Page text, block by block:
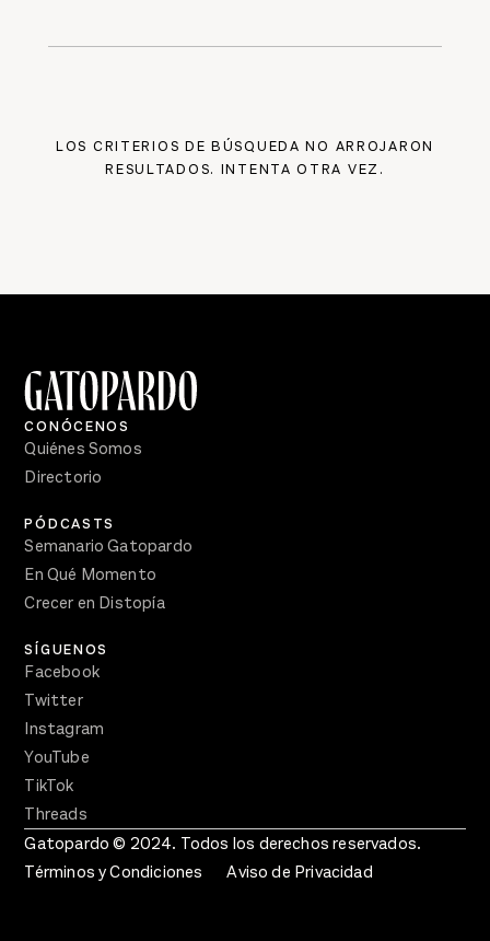
LOS CRITERIOS DE BÚSQUEDA NO ARROJARON
RESULTADOS. INTENTA OTRA VEZ.
CONÓCENOS
Quiénes Somos
Directorio
PÓDCASTS
Semanario Gatopardo
En Qué Momento
Crecer en Distopía
SÍGUENOS
Facebook
Twitter
Instagram
YouTube
TikTok
Threads
Gatopardo © 2024. Todos los derechos reservados.
Términos y Condiciones
Aviso de Privacidad